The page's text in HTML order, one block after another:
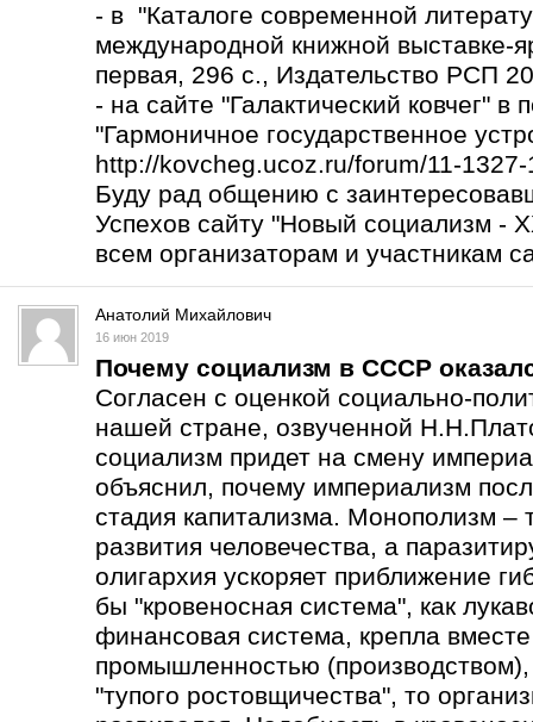
- в "Каталоге современной
международной книжной выставке-
первая, 296 с., Издательство РСП
- на сайте "Галактический ковчег" в
"Гармоничное государственное
http://kovcheg.ucoz.ru/forum/11-
Буду рад общению с
Успехов сайту "Новый социализм -
всем организаторам и участникам
Анатолий Михайлович
16 июн 2019
Почему социализм в СССР
Согласен с оценкой социально-
нашей стране, озвученной
социализм придет на смену
объяснил, почему империализм
стадия капитализма. Монополизм –
развития человечества, а
олигархия ускоряет приближение
бы "кровеносная система", как
финансовая система, крепла
промышленностью (производством),
"тупого ростовщичества", то